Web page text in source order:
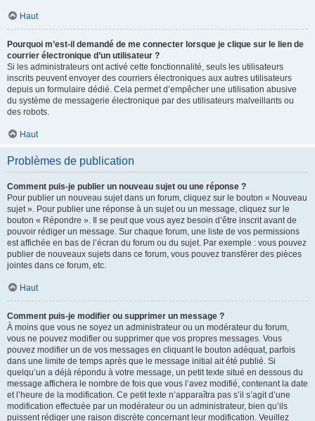
Haut
Pourquoi m’est-il demandé de me connecter lorsque je clique sur le lien de
courrier électronique d’un utilisateur ?
Si les administrateurs ont activé cette fonctionnalité, seuls les utilisateurs
inscrits peuvent envoyer des courriers électroniques aux autres utilisateurs
depuis un formulaire dédié. Cela permet d’empêcher une utilisation abusive
du système de messagerie électronique par des utilisateurs malveillants ou
des robots.
Haut
Problèmes de publication
Comment puis-je publier un nouveau sujet ou une réponse ?
Pour publier un nouveau sujet dans un forum, cliquez sur le bouton « Nouveau
sujet ». Pour publier une réponse à un sujet ou un message, cliquez sur le
bouton « Répondre ». Il se peut que vous ayez besoin d’être inscrit avant de
pouvoir rédiger un message. Sur chaque forum, une liste de vos permissions
est affichée en bas de l’écran du forum ou du sujet. Par exemple : vous pouvez
publier de nouveaux sujets dans ce forum, vous pouvez transférer des pièces
jointes dans ce forum, etc.
Haut
Comment puis-je modifier ou supprimer un message ?
À moins que vous ne soyez un administrateur ou un modérateur du forum,
vous ne pouvez modifier ou supprimer que vos propres messages. Vous
pouvez modifier un de vos messages en cliquant le bouton adéquat, parfois
dans une limite de temps après que le message initial ait été publié. Si
quelqu’un a déjà répondu à votre message, un petit texte situé en dessous du
message affichera le nombre de fois que vous l’avez modifié, contenant la date
et l’heure de la modification. Ce petit texte n’apparaîtra pas s’il s’agit d’une
modification effectuée par un modérateur ou un administrateur, bien qu’ils
puissent rédiger une raison discrète concernant leur modification. Veuillez